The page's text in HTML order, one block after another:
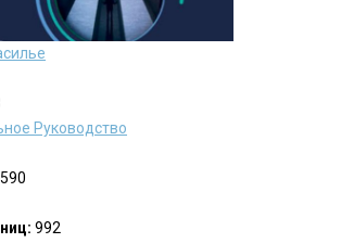
Руководство
992